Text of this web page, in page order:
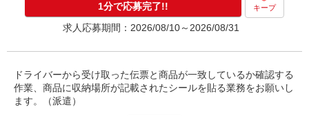
1分で応募完了!! キープ
求人応募期間：2026/08/10～2026/08/31
ドライバーから受け取った伝票と商品が一致しているか確認する
作業、商品に収納場所が記載されたシールを貼る業務をお願いし
ます。（派遣）